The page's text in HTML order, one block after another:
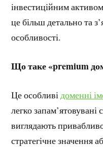
інвестиційним
це більш детально та
особливості.
Що таке«premium
Це особливі доменні
легко
виглядають
стратегічне значення